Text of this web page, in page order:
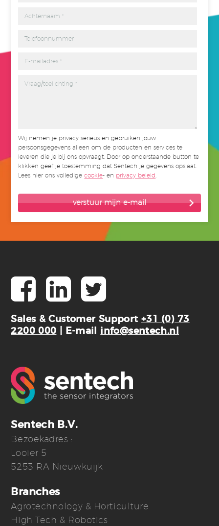
Wij nemen je privacy serieus en gebruiken jouw
persoonsgegevens alleen om de producten en services te
leveren die je bij ons opvraagt. Door op onderstaande button te
klikken geef je toestemming dat Sentech je gegevens opslaat.
Lees hier ons volledigecookie- en privacy beleid
Sales & Customer Support +31 (0) 73
2200 000 | E-mail info@sentech.nl
Sentech B.V.
Bezoekadres :
Looier 5
5253 RA Nieuwkuijk
Branches
Agrotechnology & Horticulture
High Tech & Robotics